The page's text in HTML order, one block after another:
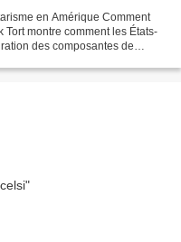
en Amérique Comment
montre comment les États-
des composantes de